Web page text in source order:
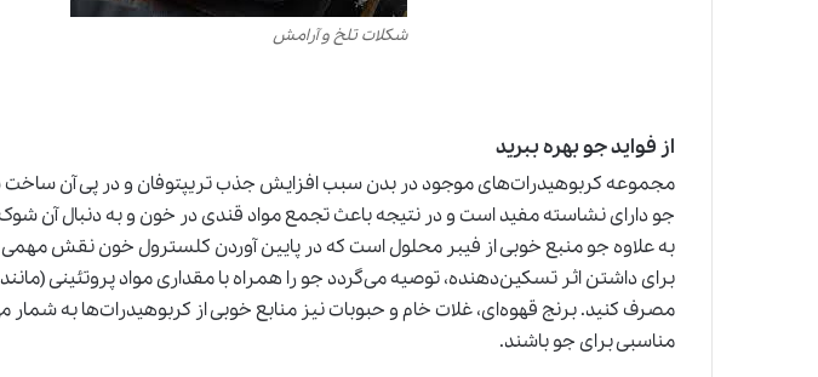
شکلات تلخ و آرامش
از فواید جو بهره ببرید
مجموعه کربوهیدرات‌های موجود در بدن سبب افزایش جذب تریپتوفان و در پی آن
جو دارای نشاسته مفید است و در نتیجه باعث تجمع مواد قندی در خون و به دنبال آن
به علاوه جو منبع خوبی از فیبر محلول است که در پایین آوردن کلسترول خون نقش مهمی
برای داشتن اثر تسکین‌دهنده، توصیه می‌گردد جو را همراه با مقداری مواد پروتئینی
مصرف کنید. برنج قهوه‌ای، غلات خام و حبوبات نیز منابع خوبی از کربوهیدرات‌ها به شمار
مناسبی برای جو باشند.